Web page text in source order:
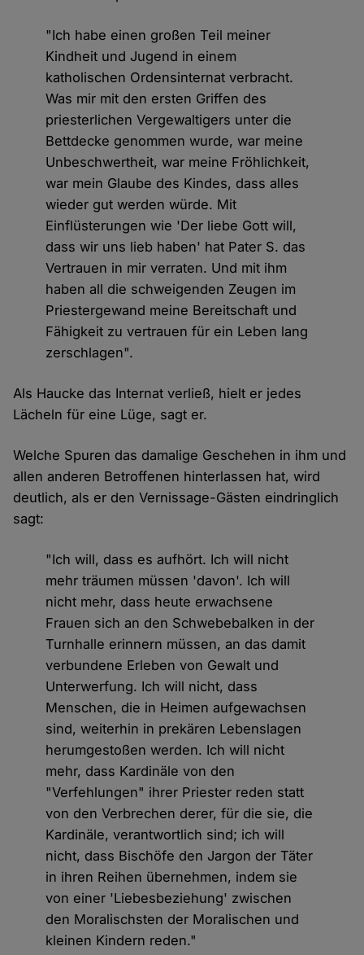
"Ich habe einen großen Teil meiner
Kindheit und Jugend in einem
katholischen Ordensinternat verbracht.
Was mir mit den ersten Griffen des
priesterlichen Vergewaltigers unter die
Bettdecke genommen wurde, war meine
Unbeschwertheit, war meine Fröhlichkeit,
war mein Glaube des Kindes, dass alles
wieder gut werden würde. Mit
Einflüsterungen wie 'Der liebe Gott will,
dass wir uns lieb haben' hat Pater S. das
Vertrauen in mir verraten. Und mit ihm
haben all die schweigenden Zeugen im
Priestergewand meine Bereitschaft und
Fähigkeit zu vertrauen für ein Leben lang
zerschlagen".
Als Haucke das Internat verließ, hielt er jedes
Lächeln für eine Lüge, sagt er.
Welche Spuren das damalige Geschehen in ihm und
allen anderen Betroffenen hinterlassen hat, wird
deutlich, als er den Vernissage-Gästen eindringlich
sagt:
"Ich will, dass es aufhört. Ich will nicht
mehr träumen müssen 'davon'. Ich will
nicht mehr, dass heute erwachsene
Frauen sich an den Schwebebalken in der
Turnhalle erinnern müssen, an das damit
verbundene Erleben von Gewalt und
Unterwerfung. Ich will nicht, dass
Menschen, die in Heimen aufgewachsen
sind, weiterhin in prekären Lebenslagen
herumgestoßen werden. Ich will nicht
mehr, dass Kardinäle von den
"Verfehlungen" ihrer Priester reden statt
von den Verbrechen derer, für die sie, die
Kardinäle, verantwortlich sind; ich will
nicht, dass Bischöfe den Jargon der Täter
in ihren Reihen übernehmen, indem sie
von einer 'Liebesbeziehung' zwischen
den Moralischsten der Moralischen und
kleinen Kindern reden."